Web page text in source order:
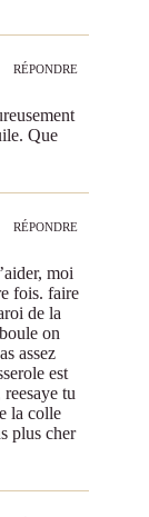
RÉPONDRE
Que
RÉPONDRE
moi
fois. faire
de la
on
assez
est
tu
la colle
plus cher